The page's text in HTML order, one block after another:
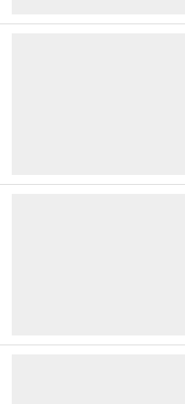
＞
た場合に生じる結果＞
削除・利用停止の具体的